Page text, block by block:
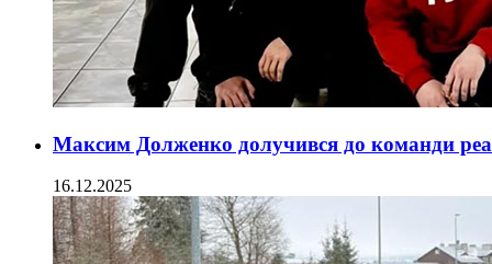
Максим Долженко долучився до команди
16.12.2025